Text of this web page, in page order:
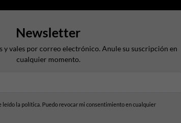
Newsletter
y vales por correo electrónico. Anule su suscripción en
cualquier momento.
leído la política. Puedo revocar mi consentimiento en cualquier